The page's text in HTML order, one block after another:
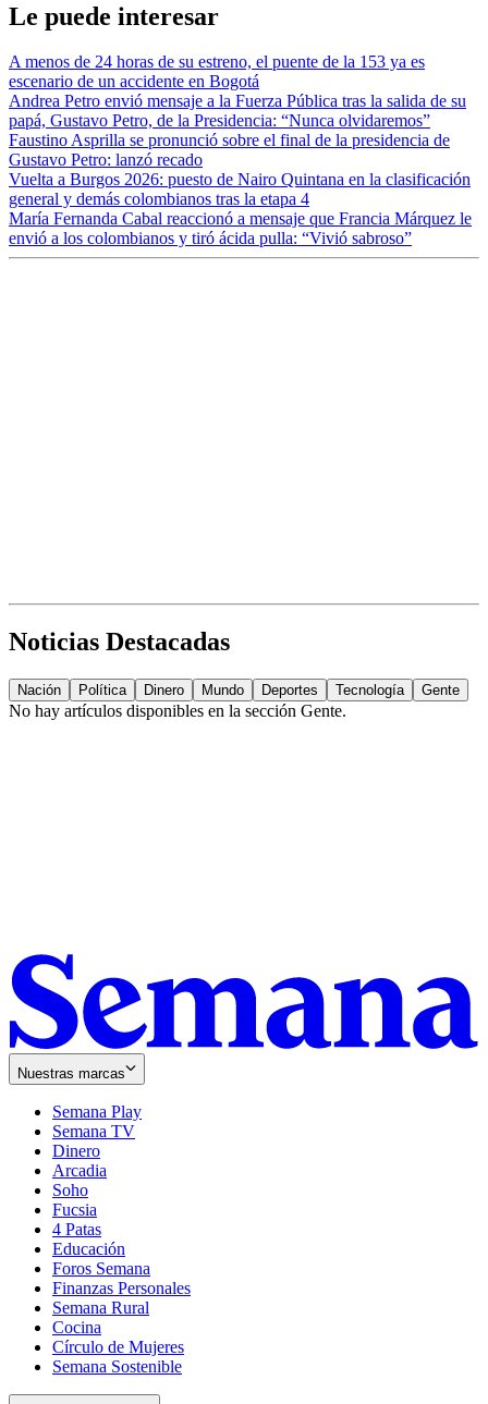
Le puede interesar
A menos de 24 horas de su estreno, el puente de la 153 ya es
escenario de un accidente en Bogotá
Andrea Petro envió mensaje a la Fuerza Pública tras la salida de su
papá, Gustavo Petro, de la Presidencia: “Nunca olvidaremos”
Faustino Asprilla se pronunció sobre el final de la presidencia de
Gustavo Petro: lanzó recado
Vuelta a Burgos 2026: puesto de Nairo Quintana en la clasificación
general y demás colombianos tras la etapa 4
María Fernanda Cabal reaccionó a mensaje que Francia Márquez le
envió a los colombianos y tiró ácida pulla: “Vivió sabroso”
Noticias Destacadas
Nación Política Dinero Mundo Deportes Tecnología Gente
No hay artículos disponibles en la sección Gente.
Nuestras marcas
Semana Play
Semana TV
Dinero
Arcadia
Soho
in
new
window
Fucsia
in
new
window
4 Patas
Educación
Foros Semana
Finanzas Personales
Semana Rural
Cocina
Círculo de Mujeres
Semana Sostenible